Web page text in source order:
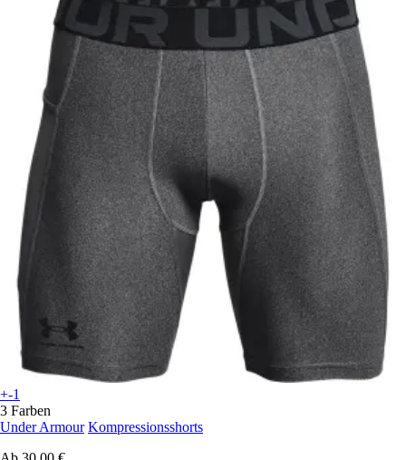
+-1
3 Farben
Under Armour Kompressionsshorts